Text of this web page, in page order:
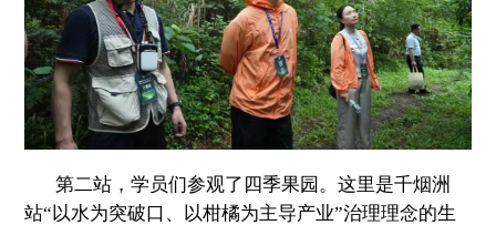
第二站，学员们参观了四季果园。这里是千烟洲
站“以水为突破口、以柑橘为主导产业”治理理念的生